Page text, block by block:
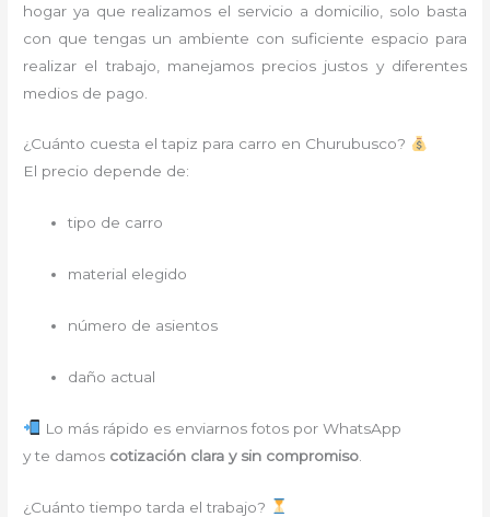
hogar ya que realizamos el servicio a domicilio, solo basta
con que tengas un ambiente con suficiente espacio para
realizar el trabajo, manejamos precios justos y diferentes
medios de pago.
¿Cuánto cuesta el tapiz para carro en Churubusco?
El precio depende de:
tipo de carro
material elegido
número de asientos
daño actual
Lo más rápido es enviarnos fotos por WhatsApp
y te damos cotización clara y sin compromiso
¿Cuánto tiempo tarda el trabajo?